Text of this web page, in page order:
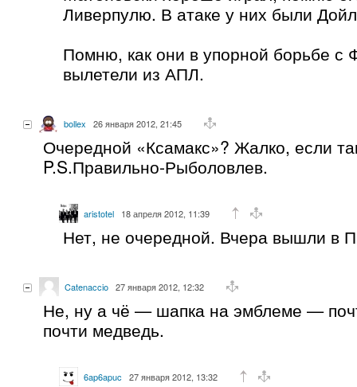
Ливерпулю. В атаке у них были
Помню, как они в упорной борьбе с
вылетели из АПЛ.
bollex 26 января 2012, 21:45
Очередной «Ксамакс»? Жалко, если
P.S.Правильно-Рыболовлев.
aristotel 18 апреля 2012, 11:39
Нет, не очередной. Вчера вышли в
Catenaccio 27 января 2012, 12:32
Не, ну а чё — шапка на эмблеме —
почти медведь.
6ap6apuc 27 января 2012, 13:32